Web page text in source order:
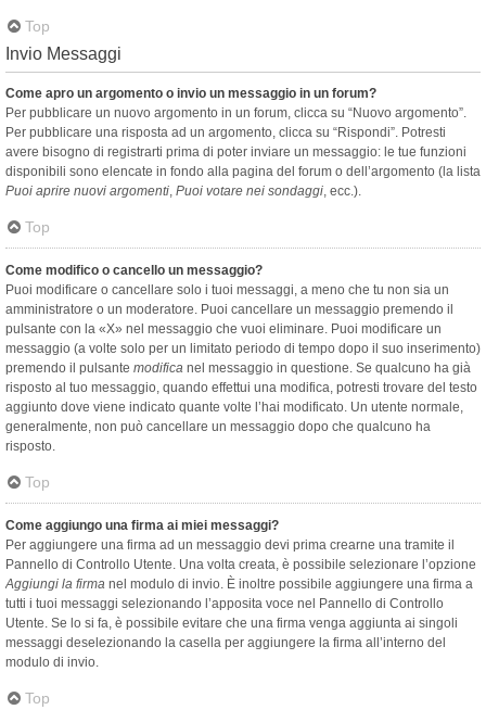
Top
Invio Messaggi
Come apro un argomento o invio un messaggio in un forum?
Per pubblicare un nuovo argomento in un forum, clicca su “Nuovo argomento”.
Per pubblicare una risposta ad un argomento, clicca su “Rispondi”. Potresti
avere bisogno di registrarti prima di poter inviare un messaggio: le tue funzioni
disponibili sono elencate in fondo alla pagina del forum o dell’argomento (la lista
Puoi aprire nuovi argomenti, Puoi votare nei sondaggi, ecc.).
Top
Come modifico o cancello un messaggio?
Puoi modificare o cancellare solo i tuoi messaggi, a meno che tu non sia un
amministratore o un moderatore. Puoi cancellare un messaggio premendo il
pulsante con la «X» nel messaggio che vuoi eliminare. Puoi modificare un
messaggio (a volte solo per un limitato periodo di tempo dopo il suo inserimento)
premendo il pulsante modifica nel messaggio in questione. Se qualcuno ha già
risposto al tuo messaggio, quando effettui una modifica, potresti trovare del testo
aggiunto dove viene indicato quante volte l’hai modificato. Un utente normale,
generalmente, non può cancellare un messaggio dopo che qualcuno ha
risposto.
Top
Come aggiungo una firma ai miei messaggi?
Per aggiungere una firma ad un messaggio devi prima crearne una tramite il
Pannello di Controllo Utente. Una volta creata, è possibile selezionare l’opzione
Aggiungi la firma nel modulo di invio. È inoltre possibile aggiungere una firma a
tutti i tuoi messaggi selezionando l’apposita voce nel Pannello di Controllo
Utente. Se lo si fa, è possibile evitare che una firma venga aggiunta ai singoli
messaggi deselezionando la casella per aggiungere la firma all’interno del
modulo di invio.
Top